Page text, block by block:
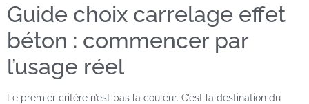
Guide choix carrelage effet
béton : commencer par
l’usage réel
Le premier critère n’est pas la couleur. C’est la destination du